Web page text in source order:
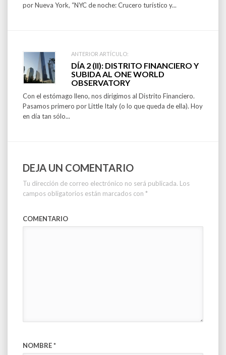
por Nueva York, “NYC de noche: Crucero turístico y...
ANTERIOR ARTÍCULO:
DÍA 2 (II): DISTRITO FINANCIERO Y
SUBIDA AL ONE WORLD
OBSERVATORY
Con el estómago lleno, nos dirigimos al Distrito Financiero.
Pasamos primero por Little Italy (o lo que queda de ella). Hoy
en día tan sólo...
DEJA UN COMENTARIO
Tu dirección de correo electrónico no será publicada. Los
campos obligatorios están marcados con *
COMENTARIO
NOMBRE*